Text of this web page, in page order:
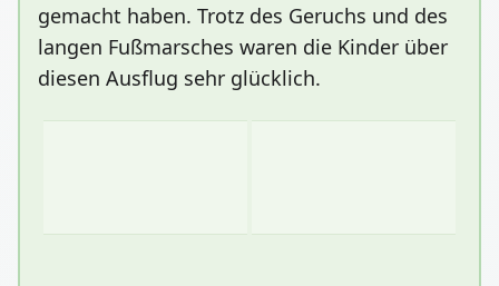
gemacht haben. Trotz des Geruchs und des
langen Fußmarsches waren die Kinder über
diesen Ausflug sehr glücklich.